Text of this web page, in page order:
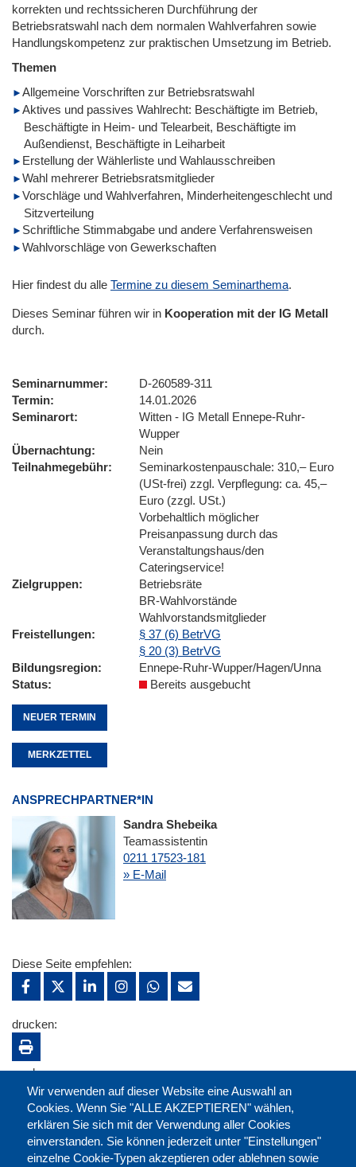
korrekten und rechtssicheren Durchführung der
Betriebsratswahl nach dem normalen Wahlverfahren sowie
Handlungskompetenz zur praktischen Umsetzung im Betrieb.
Themen
Allgemeine Vorschriften zur Betriebsratswahl
Aktives und passives Wahlrecht: Beschäftigte im Betrieb,
Beschäftigte in Heim- und Telearbeit, Beschäftigte im
Außendienst, Beschäftigte in Leiharbeit
Erstellung der Wählerliste und Wahlausschreiben
Wahl mehrerer Betriebsratsmitglieder
Vorschläge und Wahlverfahren, Minderheitengeschlecht und
Sitzverteilung
Schriftliche Stimmabgabe und andere Verfahrensweisen
Wahlvorschläge von Gewerkschaften
Hier findest du alle Termine zu diesem Seminarthema.
Dieses Seminar führen wir in Kooperation mit der IG Metall
durch.
Seminarnummer
D-260589-311
Termin
14.01.2026
Seminarort
Witten - IG Metall Ennepe-Ruhr-
Wupper
Übernachtung
Nein
Teilnahmegebühr
Seminarkostenpauschale: 310,– Euro
(USt-frei) zzgl. Verpflegung: ca. 45,–
Euro (zzgl. USt.)
Vorbehaltlich möglicher
Preisanpassung durch das
Veranstaltungshaus/den
Cateringservice!
Zielgruppen
Betriebsräte
BR-Wahlvorstände
Wahlvorstandsmitglieder
Freistellungen
§ 37 (6) BetrVG
§ 20 (3) BetrVG
Bildungsregion
Ennepe-Ruhr-Wupper/Hagen/Unna
Status
Bereits ausgebucht
NEUER TERMIN
MERKZETTEL
ANSPRECHPARTNER*IN
Sandra Shebeika
Teamassistentin
0211 17523-181
» E-Mail
Wir verwenden auf dieser Website eine Auswahl an
Cookies. Wenn Sie "ALLE AKZEPTIEREN" wählen,
erklären Sie sich mit der Verwendung aller Cookies
einverstanden. Sie können jederzeit unter "Einstellungen"
einzelne Cookie-Typen akzeptieren oder ablehnen sowie
Diese Seite empfehlen:
drucken:
merken: